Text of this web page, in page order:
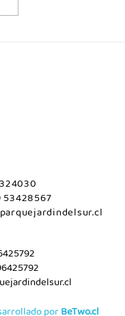
53428567